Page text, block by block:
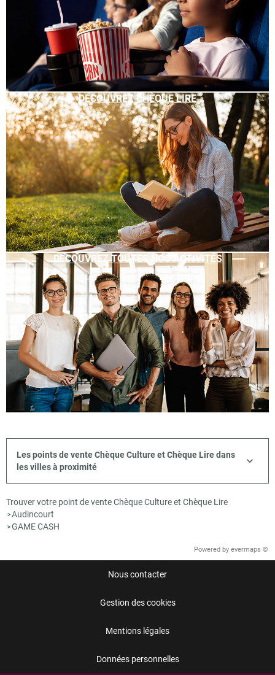
DÉCOUVREZ CHÈQUE LIRE
DÉCOUVREZ TOUTES NOS ACTIVITÉS
Les points de vente Chèque Culture et Chèque Lire dans
les villes à proximité
Trouver votre point de vente Chèque Culture et Chèque Lire
>Audincourt
>GAME CASH
Powered by evermaps ©
Nous contacter
Gestion des cookies
Mentions légales
Données personnelles